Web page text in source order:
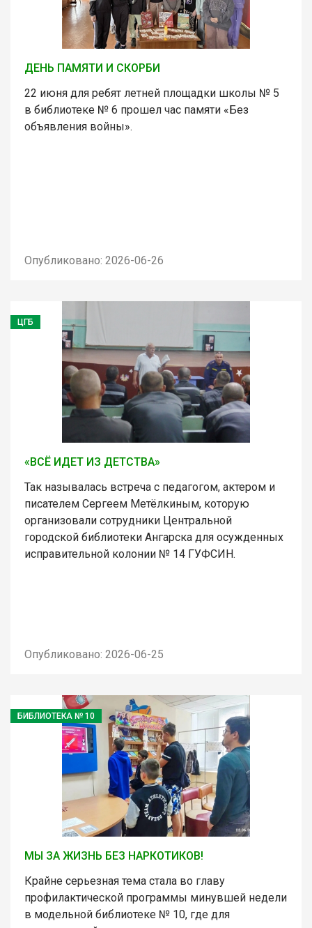
ДЕНЬ ПАМЯТИ И СКОРБИ
22 июня для ребят летней площадки школы № 5
в библиотеке № 6 прошел час памяти «Без
объявления войны».
Опубликовано: 2026-06-26
ЦГБ
«ВСЁ ИДЕТ ИЗ ДЕТСТВА»
Так называлась встреча с педагогом, актером и
писателем Сергеем Метёлкиным, которую
организовали сотрудники Центральной
городской библиотеки Ангарска для осужденных
исправительной колонии № 14 ГУФСИН.
Опубликовано: 2026-06-25
БИБЛИОТЕКА № 10
МЫ ЗА ЖИЗНЬ БЕЗ НАРКОТИКОВ!
Крайне серьезная тема стала во главу
профилактической программы минувшей недели
в модельной библиотеке № 10, где для